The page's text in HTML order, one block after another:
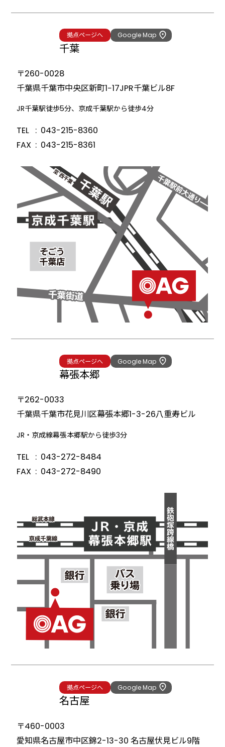
拠点ページへ Google Map
千葉
〒260-0028
千葉県千葉市中央区新町1−17JPR千葉ビル8F
JR千葉駅徒歩5分、京成千葉駅から徒歩4分
TEL
043-215-8360
FAX
043-215-8361
拠点ページへ Google Map
幕張本郷
〒262-0033
千葉県千葉市花見川区幕張本郷1-3-26八重寿ビル
JR・京成線幕張本郷駅から徒歩3分
TEL
043-272-8484
FAX
043-272-8490
拠点ページへ Google Map
名古屋
〒460-0003
愛知県名古屋市中区錦2-13-30 名古屋伏見ビル9階